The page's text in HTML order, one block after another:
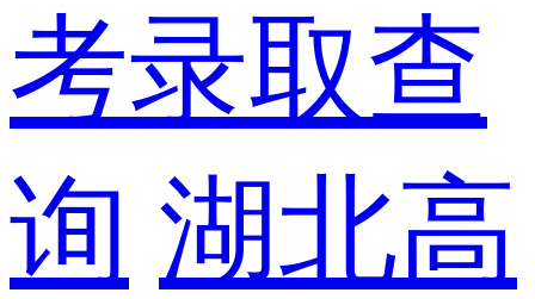
考录取查
询 湖北高